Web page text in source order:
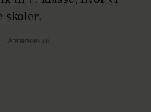
skoler.
Annonce